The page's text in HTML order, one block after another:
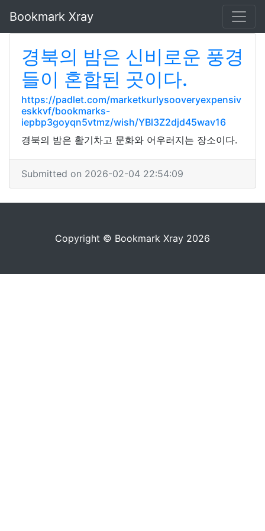
Bookmark Xray
경북의 밤은 신비로운 풍경
들이 혼합된 곳이다.
https://padlet.com/marketkurlysooveryexpensiv
eskkvf/bookmarks-
iepbp3goyqn5vtmz/wish/YBl3Z2djd45wav16
경북의 밤은 활기차고 문화와 어우러지는 장소이다.
Submitted on 2026-02-04 22:54:09
Copyright © Bookmark Xray 2026